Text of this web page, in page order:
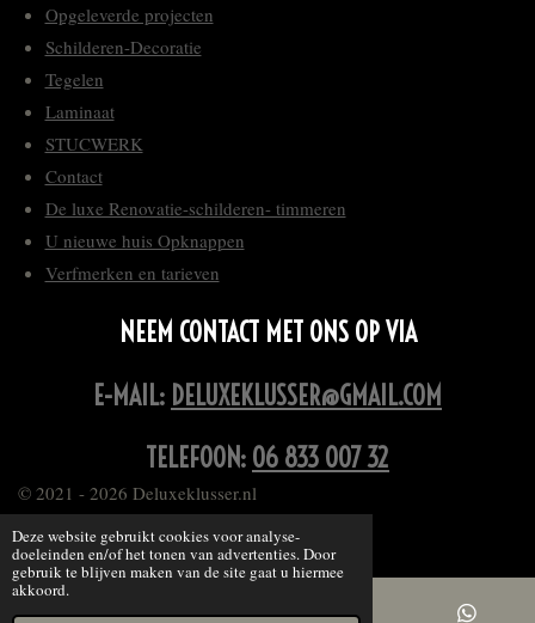
Deze website gebruikt cookies voor analyse-
doeleinden en/of het tonen van advertenties. Door
gebruik te blijven maken van de site gaat u hiermee
akkoord.
Opgeleverde projecten
Schilderen-Decoratie
Tegelen
Laminaat
STUCWERK
Contact
De luxe Renovatie-schilderen- timmeren
U nieuwe huis Opknappen
Verfmerken en tarieven
NEEM CONTACT MET ONS OP VIA
E-MAIL: DELUXEKLUSSER@GMAIL.COM
TELEFOON: 06 833 007 32
© 2021 - 2026 Deluxeklusser.nl
Powered by JouwWeb